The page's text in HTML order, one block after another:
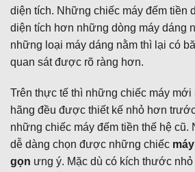
diện tích. Những chiếc máy đếm tiền
diện tích hơn những dòng máy dáng
những loại máy dáng nằm thì lại có
quan sát được rõ ràng hơn.
Trên thực tế thì những chiếc máy mới
hãng đều được thiết kế nhỏ hơn
những chiếc máy đếm tiền thế hệ cũ.
dễ dàng chọn được những chiếc
gọn ưng ý. Mặc dù có kích thước